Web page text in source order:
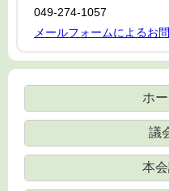
049-274-1057
メールフォームによるお
ホ
議
本